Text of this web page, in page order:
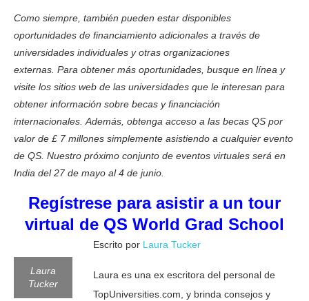
Como siempre, también pueden estar disponibles
oportunidades de financiamiento adicionales a través de
universidades individuales y otras organizaciones
externas. Para obtener más oportunidades, busque en línea y
visite los sitios web de las universidades que le interesan para
obtener información sobre becas y financiación
internacionales. Además, obtenga acceso a las becas QS por
valor de £ 7 millones simplemente asistiendo a cualquier evento
de QS. Nuestro próximo conjunto de eventos virtuales será en
India del 27 de mayo al 4 de junio.
Regístrese para asistir a un tour
virtual de QS World Grad School
Laura
Tucker
Escrito por Laura Tucker
Laura es una ex escritora del personal de
TopUniversities.com, y brinda consejos y